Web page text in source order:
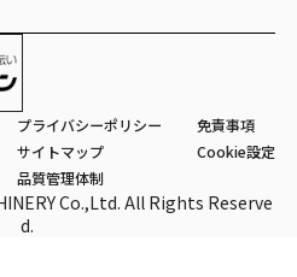
プライバシーポリシー
免責事項
サイトマップ
Cookie設定
品質管理体制
Co.,Ltd. All Rights Reserve
d.